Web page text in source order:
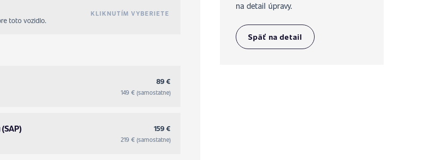
toto vozidlo.
KLIKNUTÍM VYBERIETE
89 €
149 € (samostatne)
159 €
219 € (samostatne)
na detail úpravy.
Späť na detail